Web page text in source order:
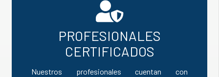
PROFESIONALES
CERTIFICADOS
Nuestros profesionales cuentan con